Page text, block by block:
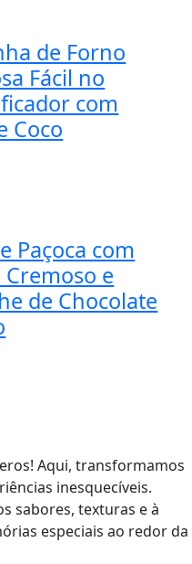
de Forno
Fácil no
com
Coco
Paçoca com
e
de Chocolate
Aqui, transformamos
inesquecíveis.
sabores, texturas e à
especiais ao redor da